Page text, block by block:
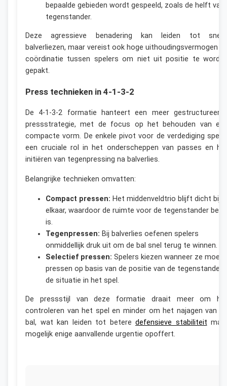
bepaalde gebieden wordt gespeeld, zoals de helft van
tegenstander.
Deze agressieve benadering kan leiden tot
balverliezen, maar vereist ook hoge uithoudingsvermogen
coördinatie tussen spelers om niet uit positie te
gepakt.
Press technieken in 4-1-3-2
De 4-1-3-2 formatie hanteert een meer
pressstrategie, met de focus op het behouden van
compacte vorm. De enkele pivot voor de verdediging
een cruciale rol in het onderscheppen van passes en
initiëren van tegenpressing na balverlies.
Belangrijke technieken omvatten:
Compact pressen: Het middenveldtrio blijft dicht bij
elkaar, waardoor de ruimte voor de tegenstander
is.
Tegenpressen: Bij balverlies oefenen spelers
onmiddellijk druk uit om de bal snel terug te winnen.
Selectief pressen: Spelers kiezen wanneer ze
pressen op basis van de positie van de tegenstander
de situatie in het spel.
De pressstijl van deze formatie draait meer om
controleren van het spel en minder om het najagen van
bal, wat kan leiden tot betere defensieve stabiliteit
mogelijk enige aanvallende urgentie opoffert.